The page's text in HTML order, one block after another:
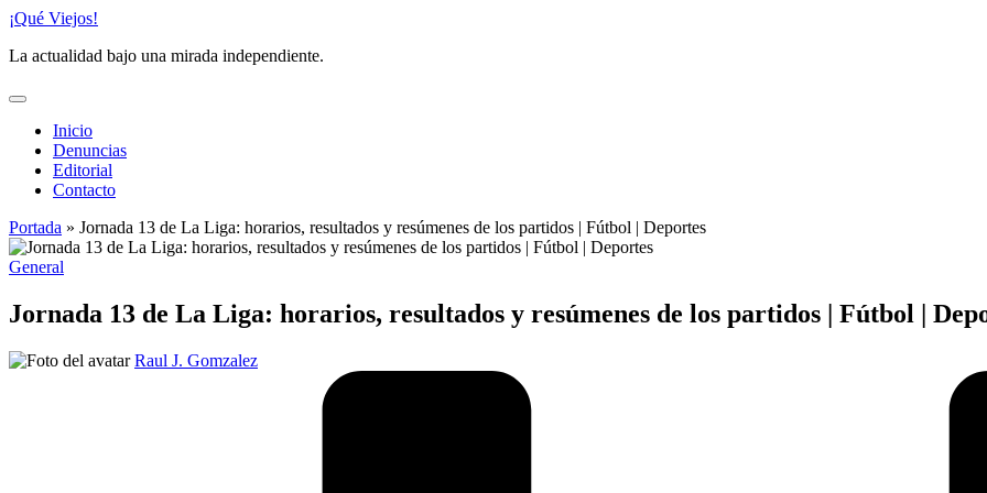
Saltar
contenido
¡Qué Viejos!
La actualidad bajo una mirada independiente.
Inicio
Denuncias
Editorial
Contacto
Portada » Jornada 13 de La Liga: horarios, resultados y resúmenes de los partidos | Fútbol | Deportes
Publicado
General
Jornada 13 de La Liga: horarios, resultados y resúmenes de los partidos | Fútbol |
Publicado
Raul J. Gomzalez